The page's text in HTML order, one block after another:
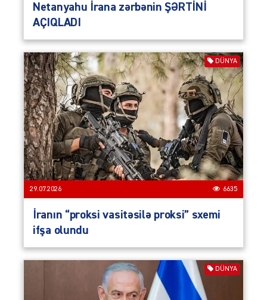
Netanyahu İrana zərbənin ŞƏRTİNİ
AÇIQLADI
DÜNYA
29.07.2026 6635
İranın “proksi vasitəsilə proksi” sxemi
ifşa olundu
DÜNYA